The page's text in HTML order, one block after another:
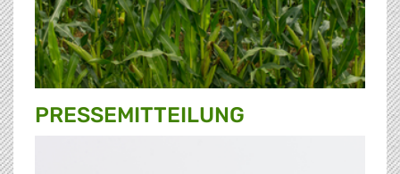
PRESSE­MITTEILUNG